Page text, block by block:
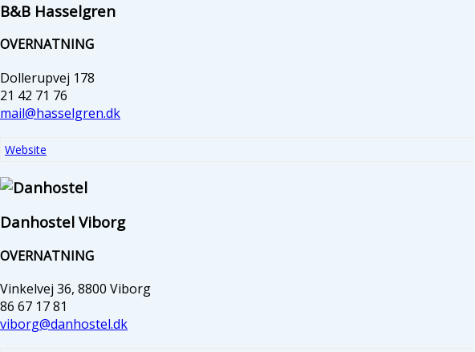
B&B Hasselgren
OVERNATNING
Dollerupvej 178
21 42 71 76
mail@hasselgren.dk
Website
Danhostel Viborg
OVERNATNING
Vinkelvej 36, 8800 Viborg
86 67 17 81
viborg@danhostel.dk